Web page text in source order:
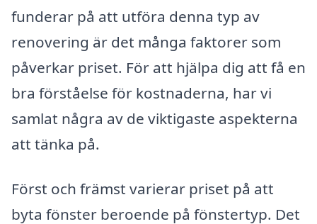
funderar på att utföra denna typ av
renovering är det många faktorer som
påverkar priset. För att hjälpa dig att få en
bra förståelse för kostnaderna, har vi
samlat några av de viktigaste aspekterna
att tänka på.
Först och främst varierar priset på att
byta fönster beroende på fönstertyp. Det